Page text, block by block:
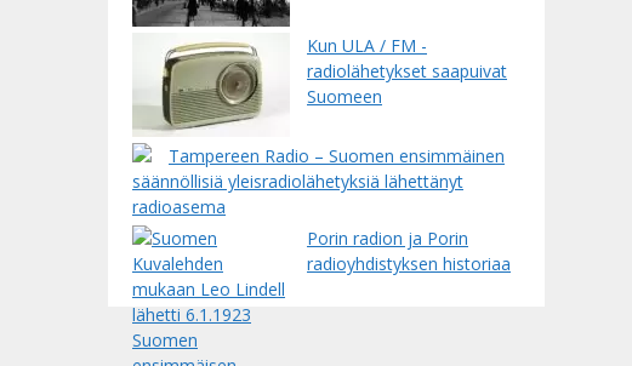
Kun ULA / FM -
radiolähetykset saapuivat
Suomeen
Tampereen Radio – Suomen ensimmäinen
säännöllisiä yleisradiolähetyksiä lähettänyt
radioasema
Porin radion ja Porin
radioyhdistyksen historiaa